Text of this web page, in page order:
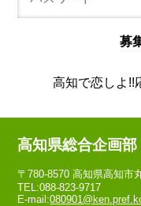
募
高知で恋しよ!!
高知県総合企画
〒780-8570 高知県高知市
TEL:088-823-9717
E-mail: